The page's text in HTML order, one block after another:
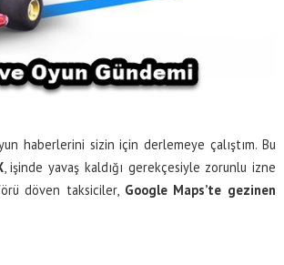
haberlerini sizin için derlemeye çalıştım. Bu
, işinde yavaş kaldığı gerekçesiyle zorunlu izne
döven taksiciler, Google Maps’te gezinen